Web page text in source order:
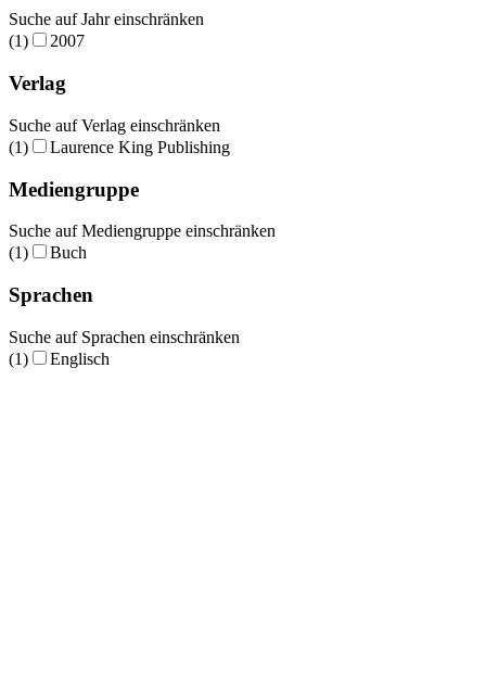
Suche auf Jahr einschränken
(1)
2007
Verlag
Suche auf Verlag einschränken
(1)
Laurence King Publishing
Mediengruppe
Suche auf Mediengruppe einschränken
(1)
Buch
Sprachen
Suche auf Sprachen einschränken
(1)
Englisch